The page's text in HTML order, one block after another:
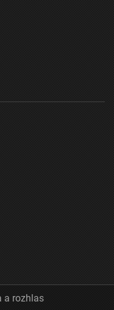
a rozhlas